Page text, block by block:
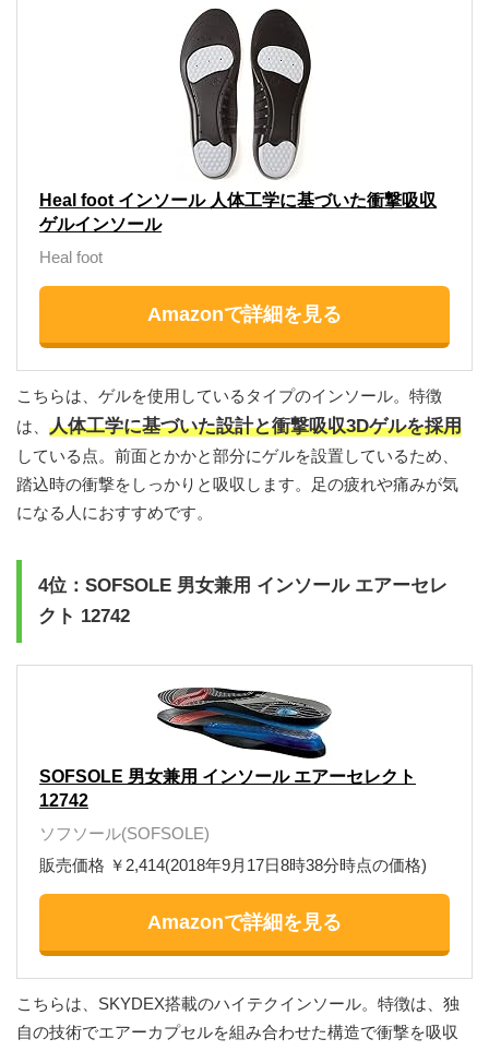
Heal foot インソール 人体工学に基づいた衝撃吸収
ゲルインソール
Heal foot
Amazonで詳細を見る
こちらは、ゲルを使用しているタイプのインソール。特徴
は、 人体工学に基づいた設計と衝撃吸収3Dゲルを採用
している点。前面とかかと部分にゲルを設置しているため、
踏込時の衝撃をしっかりと吸収します。足の疲れや痛みが気
になる人におすすめです。
4位：SOFSOLE 男女兼用 インソール エアーセレ
クト 12742
SOFSOLE 男女兼用 インソール エアーセレクト
12742
ソフソール(SOFSOLE)
販売価格 ￥2,414(2018年9月17日8時38分時点の価格)
Amazonで詳細を見る
こちらは、SKYDEX搭載のハイテクインソール。特徴は、独
自の技術でエアーカプセルを組み合わせた構造で衝撃を吸収